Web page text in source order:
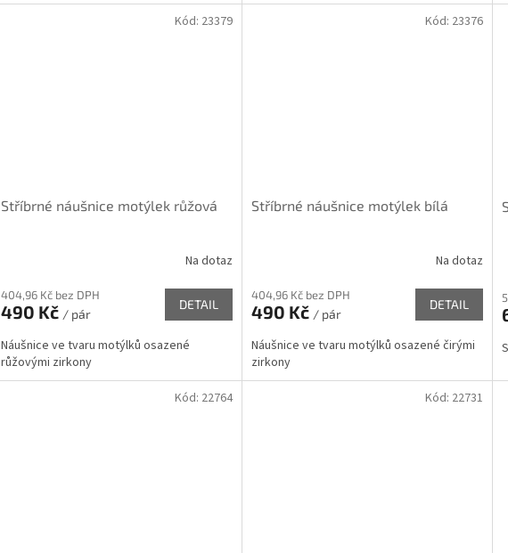
Stříbrné náušnice motýlek růžová
Na dotaz
404,96 Kč bez DPH
490 Kč / pár
DETAIL
Náušnice ve tvaru motýlků osazené
růžovými zirkony
Kód: 23379
Stříbrné náušnice motýlek bílá
Na dotaz
404,96 Kč bez DPH
490 Kč / pár
DETAIL
Náušnice ve tvaru motýlků osazené čirými
zirkony
Kód: 23376
Kód: 22764 Kód: 22731